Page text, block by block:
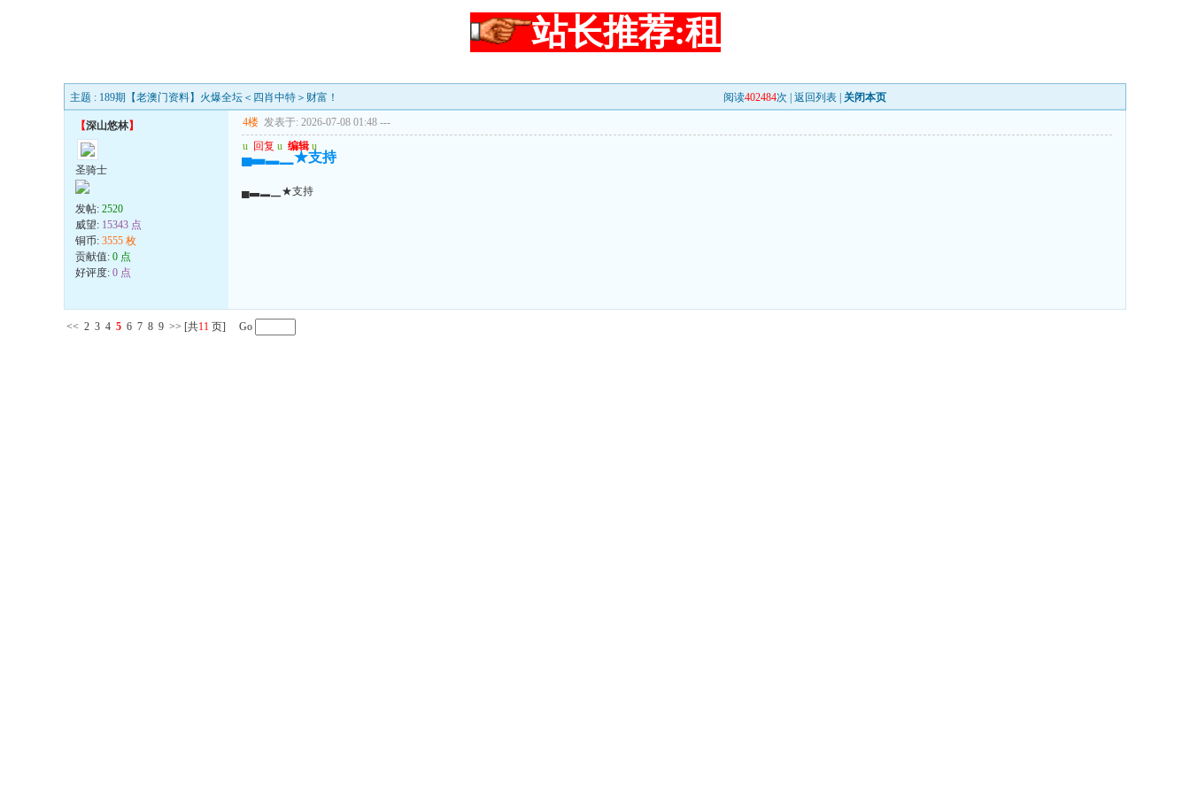
站长推荐:租
主题 : 189期【老澳门资料】火爆全坛＜四肖中特＞财富！ 阅读402484次 | 返回列表 关闭本页
【深山悠林】
圣骑士
发帖: 2520
威望: 15343 点
铜币: 3555 枚
贡献值: 0 点
好评度: 0 点
4楼 发表于: 2026-07-08 01:48 ---
u 回复 u 编辑 u
▄▃▂▁★支持
▄▃▂▁★支持
<< 2 3 4 5 6 7 8 9 >> [共11 页] Go